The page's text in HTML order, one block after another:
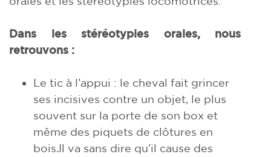
Dans les stéréotypies orales, nous
retrouvons :
Le tic à l’appui : le cheval fait grincer
ses incisives contre un objet, le plus
souvent sur la porte de son box et
même des piquets de clôtures en
bois.Il va sans dire qu’il cause des